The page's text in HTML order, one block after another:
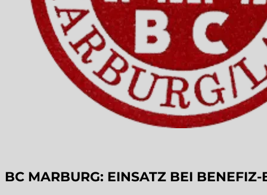
BC MARBURG: EINSATZ BEI